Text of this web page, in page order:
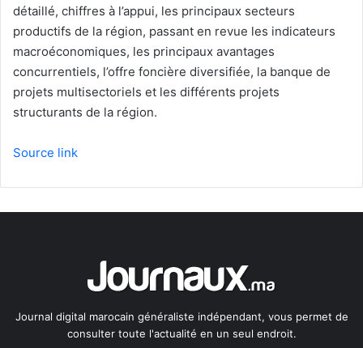
détaillé, chiffres à l’appui, les principaux secteurs
productifs de la région, passant en revue les indicateurs
macroéconomiques, les principaux avantages
concurrentiels, l’offre foncière diversifiée, la banque de
projets multisectoriels et les différents projets
structurants de la région.
Source link
Journal digital marocain généraliste indépendant, vous permet de
consulter toute l'actualité en un seul endroit.